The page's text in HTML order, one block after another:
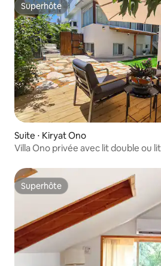
Superhôte
Superhôte
Suite ⋅ Kiryat Ono
Villa Ono privée avec lit double ou
Superhôte
Superhôte